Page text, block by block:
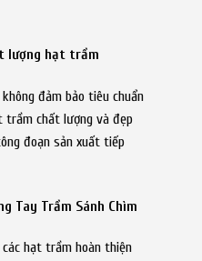
lượng hạt trầm
đảm bảo tiêu chuẩn
trầm chất lượng và đẹp
đoạn sản xuất tiếp
Tay Trầm Sánh Chìm
các hạt trầm hoàn thiện